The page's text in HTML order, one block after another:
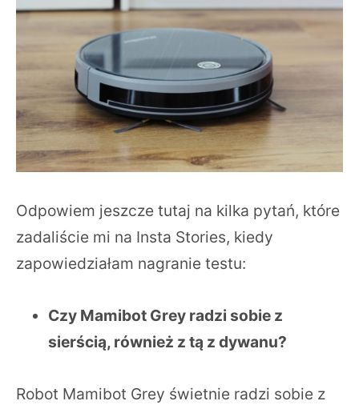
Odpowiem jeszcze tutaj na kilka pytań, które
zadaliście mi na Insta Stories, kiedy
zapowiedziałam nagranie testu:
Czy Mamibot Grey radzi sobie z
sierścią, również z tą z dywanu?
Robot Mamibot Grey świetnie radzi sobie z